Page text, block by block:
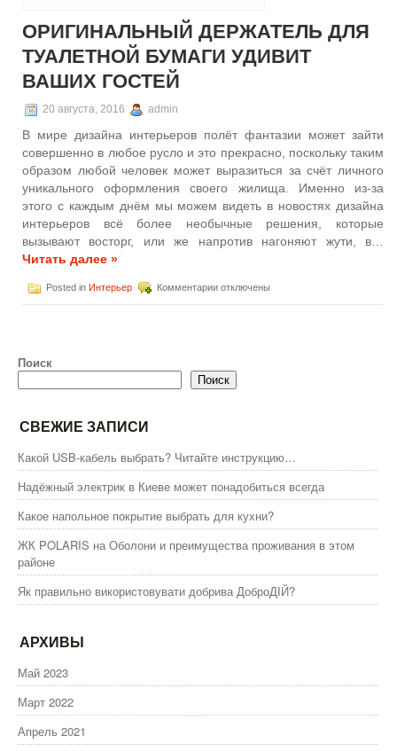
широкое
распространение
ОРИГИНАЛЬНЫЙ ДЕРЖАТЕЛЬ ДЛЯ
ТУАЛЕТНОЙ БУМАГИ УДИВИТ
ВАШИХ ГОСТЕЙ
20 августа, 2016 admin
В мире дизайна интерьеров полёт фантазии может зайти
совершенно в любое русло и это прекрасно, поскольку таким
образом любой человек может выразиться за счёт личного
уникального оформления своего жилища. Именно из-за
этого с каждым днём мы можем видеть в новостях дизайна
интерьеров всё более необычные решения, которые
вызывают восторг, или же напротив нагоняют жути, в…
Читать далее »
Posted in Интерьер Комментариик
бумаги
удивит
отключены
Поиск
Поиск
СВЕЖИЕ ЗАПИСИ
Какой USB-кабель выбрать? Читайте инструкцию…
Надёжный электрик в Киеве может понадобиться всегда
Какое напольное покрытие выбрать для кухни?
ЖК POLARIS на Оболони и преимущества проживания в этом
районе
Як правильно використовувати добрива ДоброДІЙ?
АРХИВЫ
Май 2023
Март 2022
Апрель 2021